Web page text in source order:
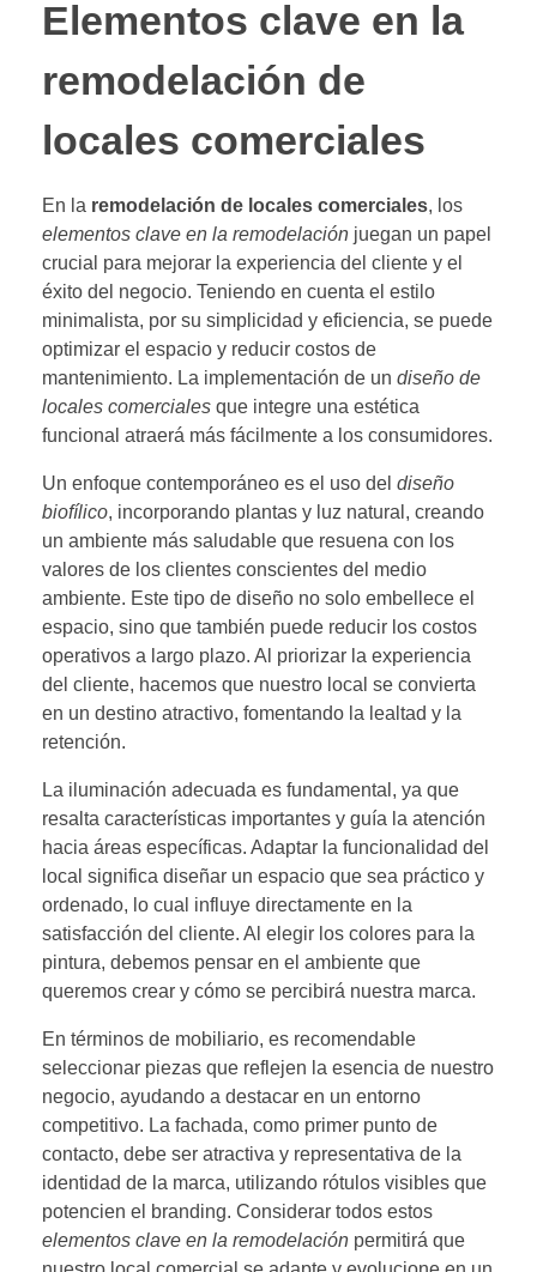
Elementos clave en la
remodelación de
locales comerciales
En la remodelación de locales comerciales, los
elementos clave en la remodelación juegan un papel
crucial para mejorar la experiencia del cliente y el
éxito del negocio. Teniendo en cuenta el estilo
minimalista, por su simplicidad y eficiencia, se puede
optimizar el espacio y reducir costos de
mantenimiento. La implementación de un diseño de
locales comerciales que integre una estética
funcional atraerá más fácilmente a los consumidores.
Un enfoque contemporáneo es el uso del diseño
biofílico, incorporando plantas y luz natural, creando
un ambiente más saludable que resuena con los
valores de los clientes conscientes del medio
ambiente. Este tipo de diseño no solo embellece el
espacio, sino que también puede reducir los costos
operativos a largo plazo. Al priorizar la experiencia
del cliente, hacemos que nuestro local se convierta
en un destino atractivo, fomentando la lealtad y la
retención.
La iluminación adecuada es fundamental, ya que
resalta características importantes y guía la atención
hacia áreas específicas. Adaptar la funcionalidad del
local significa diseñar un espacio que sea práctico y
ordenado, lo cual influye directamente en la
satisfacción del cliente. Al elegir los colores para la
pintura, debemos pensar en el ambiente que
queremos crear y cómo se percibirá nuestra marca.
En términos de mobiliario, es recomendable
seleccionar piezas que reflejen la esencia de nuestro
negocio, ayudando a destacar en un entorno
competitivo. La fachada, como primer punto de
contacto, debe ser atractiva y representativa de la
identidad de la marca, utilizando rótulos visibles que
potencien el branding. Considerar todos estos
elementos clave en la remodelación permitirá que